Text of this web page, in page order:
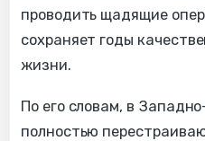
проводить щадящие
сохраняет годы
жизни.
По его словам, в
полностью